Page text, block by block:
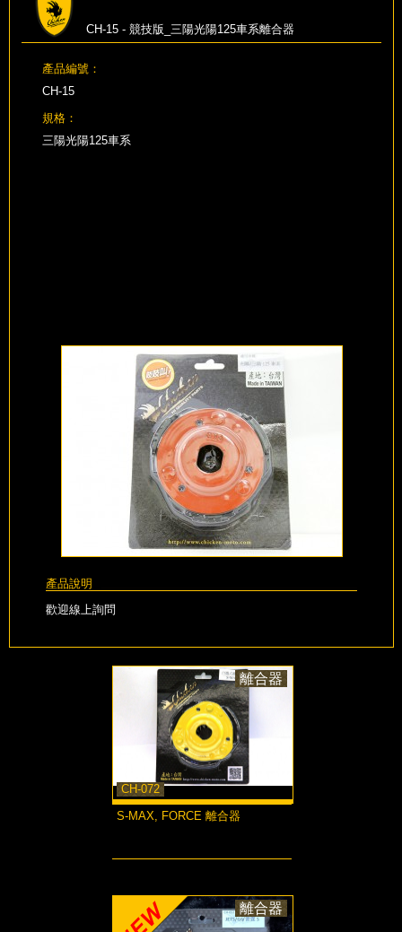
CH-15 - 競技版_三陽光陽125車系離合器
產品編號：
CH-15
規格：
三陽光陽125車系
產品說明
歡迎線上詢問
CH-072
離合器
S-MAX, FORCE 離合器
離合器